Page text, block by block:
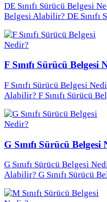
DE Sınıfı Sürücü Belgesi
Belgesi Alabilir? DE Sınıfı
F Sınıfı Sürücü Belgesi
F Sınıfı Sürücü Belgesi
Alabilir? F Sınıfı Sürücü
G Sınıfı Sürücü Belgesi
G Sınıfı Sürücü Belgesi
Alabilir? G Sınıfı Sürücü